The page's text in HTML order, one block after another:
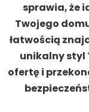
sprawia, że
Twojego
łatwością
unikalny styl
ofertę i